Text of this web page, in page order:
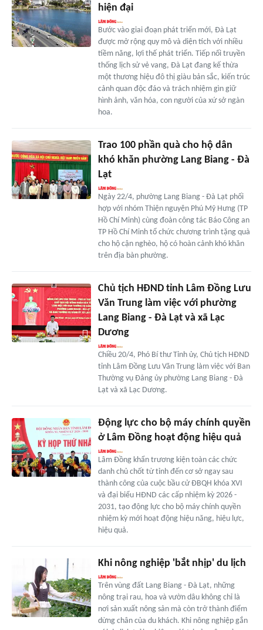
hiện đại
Bước vào giai đoạn phát triển mới, Đà Lạt
được mở rộng quy mô và diện tích với nhiều
tiềm năng, lợi thế phát triển. Tiếp nối truyền
thống lịch sử vẻ vang, Đà Lạt đang kế thừa
một thương hiệu đô thị giàu bản sắc, kiến trúc
cảnh quan độc đáo và trách nhiệm gìn giữ
hình ảnh, văn hóa, con người của xứ sở ngàn
hoa.
Trao 100 phần quà cho hộ dân
khó khăn phường Lang Biang - Đà
Lạt
Ngày 22/4, phường Lang Biang - Đà Lạt phối
hợp với nhóm Thiện nguyện Phú Mỹ Hưng (TP
Hồ Chí Minh) cùng đoàn công tác Báo Công an
TP Hồ Chí Minh tổ chức chương trình tặng quà
cho hộ cận nghèo, hộ có hoàn cảnh khó khăn
trên địa bàn phường.
Chủ tịch HĐND tỉnh Lâm Đồng Lưu
Văn Trung làm việc với phường
Lang Biang - Đà Lạt và xã Lạc
Dương
Chiều 20/4, Phó Bí thư Tỉnh ủy, Chủ tịch HĐND
tỉnh Lâm Đồng Lưu Văn Trung làm việc với Ban
Thường vụ Đảng ủy phường Lang Biang - Đà
Lạt và xã Lạc Dương.
Ðộng lực cho bộ máy chính quyền
ở Lâm Đồng hoạt động hiệu quả
Lâm Đồng khẩn trương kiện toàn các chức
danh chủ chốt từ tỉnh đến cơ sở ngay sau
thành công của cuộc bầu cử ĐBQH khóa XVI
và đại biểu HĐND các cấp nhiệm kỳ 2026 -
2031, tạo động lực cho bộ máy chính quyền
nhiệm kỳ mới hoạt động hiệu năng, hiệu lực,
hiệu quả.
Khi nông nghiệp 'bắt nhịp' du lịch
Trên vùng đất Lang Biang - Đà Lạt, những
nông trại rau, hoa và vườn dâu không chỉ là
nơi sản xuất nông sản mà còn trở thành điểm
dừng chân của du khách. Khi nông nghiệp gắn